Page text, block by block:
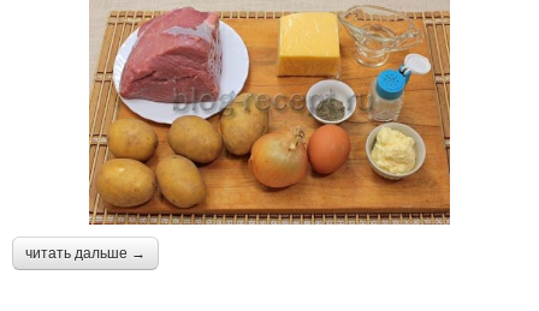
читать дальше →